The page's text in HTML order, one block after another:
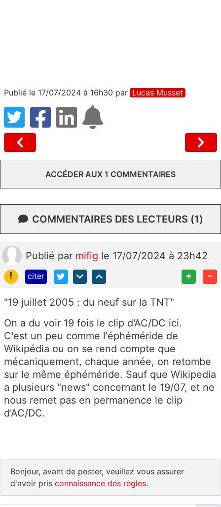
Publié le 17/07/2024 à 16h30 par Lucas Musset
ACCÉDER AUX 1 COMMENTAIRES
COMMENTAIRES DES LECTEURS (1)
Publié par mifig le 17/07/2024 à 23h42
!
citer + -
"19 juillet 2005 : du neuf sur la TNT"
On a du voir 19 fois le clip d'AC/DC ici.
C'est un peu comme l'éphéméride de
Wikipédia ou on se rend compte que
mécaniquement, chaque année, on retombe
sur le même éphéméride. Sauf que Wikipedia
a plusieurs "news" concernant le 19/07, et ne
nous remet pas en permanence le clip
d'AC/DC.
Bonjour, avant de poster, veuillez vous assurer
d'avoir pris connaissance des règles.